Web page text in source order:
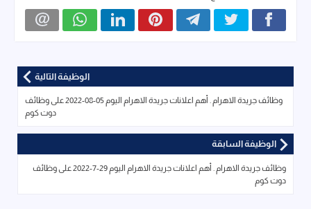
الوظيفة التالية
وظائف جريدة الاهرام . أهم اعلانات جريدة الاهرام اليوم 05-08-2022 على وظائف
دوت كوم
الوظيفة السابقة
وظائف جريدة الاهرام . أهم اعلانات جريدة الاهرام اليوم 29-7-2022 على وظائف
دوت كوم